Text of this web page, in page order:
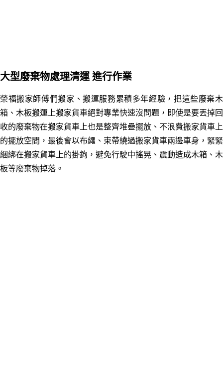
大型廢棄物處理清運 進行作業
榮福搬家師傅們搬家 、搬運服務累積多年經驗，把這些廢棄木
箱、木板搬運上搬家貨車絕對專業快速沒問題，即使是要丟掉回
收的廢棄物在搬家貨車上也是整齊堆疊擺放、不浪費搬家貨車上
的擺放空間，最後會以布繩、束帶繞過搬家貨車兩邊車身，緊緊
綑綁在搬家貨車上的掛鉤，避免行駛中搖晃、震動造成木箱、木
板等廢棄物掉落。